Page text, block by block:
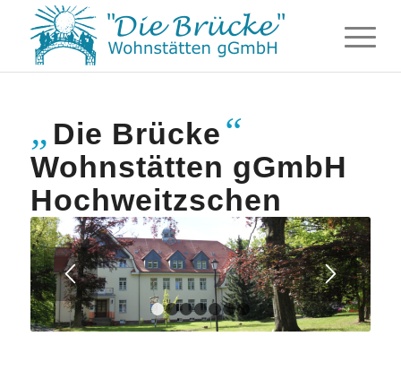
„ Die Brücke “
Wohnstätten gGmbH
Hochweitzschen
1 2 3 4 5 6 7